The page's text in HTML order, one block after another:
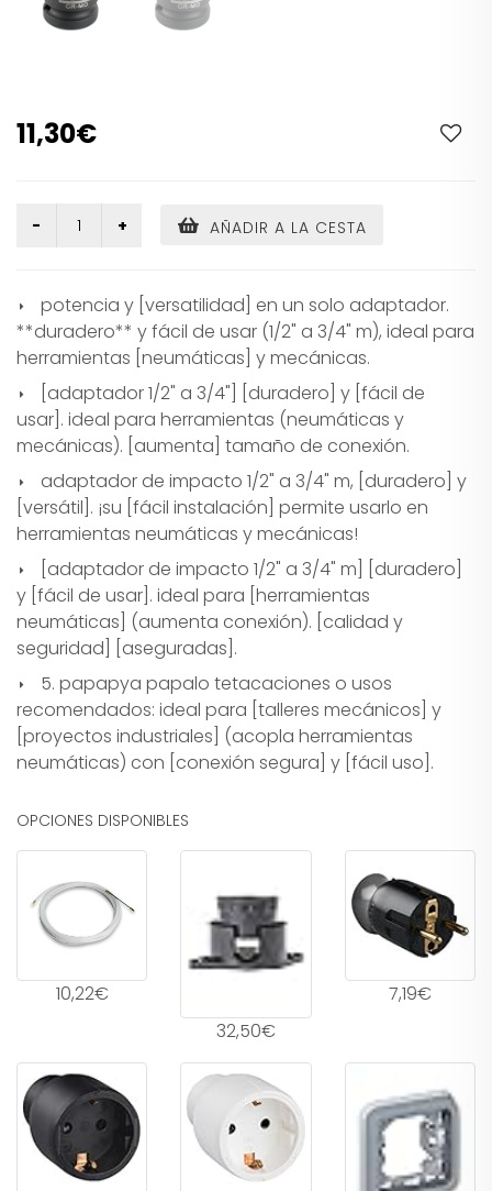
11,30€
AÑADIR A LA CESTA
potencia y [versatilidad] en un solo adaptador.
**duradero** y fácil de usar (1/2" a 3/4" m), ideal para
herramientas [neumáticas] y mecánicas.
[adaptador 1/2" a 3/4"] [duradero] y [fácil de
usar]. ideal para herramientas (neumáticas y
mecánicas). [aumenta] tamaño de conexión.
adaptador de impacto 1/2" a 3/4" m, [duradero] y
[versátil]. ¡su [fácil instalación] permite usarlo en
herramientas neumáticas y mecánicas!
[adaptador de impacto 1/2" a 3/4" m] [duradero]
y [fácil de usar]. ideal para [herramientas
neumáticas] (aumenta conexión). [calidad y
seguridad] [aseguradas].
5. papapya papalo tetacaciones o usos
recomendados: ideal para [talleres mecánicos] y
[proyectos industriales] (acopla herramientas
neumáticas) con [conexión segura] y [fácil uso].
OPCIONES DISPONIBLES
10,22€
32,50€
7,19€